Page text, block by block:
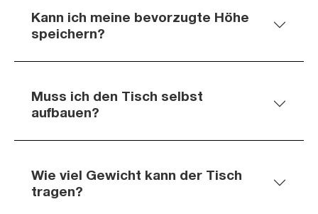
Kann ich meine bevorzugte Höhe
speichern?
Muss ich den Tisch selbst
aufbauen?
Wie viel Gewicht kann der Tisch
tragen?